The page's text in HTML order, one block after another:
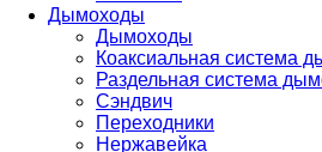
Дымоходы
Дымоходы
Коаксиальная система
Раздельная система
Сэндвич
Переходники
Нержавейка